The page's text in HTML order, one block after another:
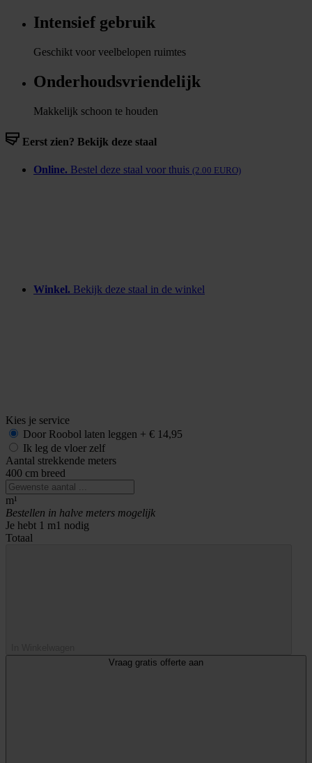
Intensief gebruik
Geschikt voor veelbelopen ruimtes
Onderhoudsvriendelijk
Makkelijk schoon te houden
Eerst zien? Bekijk deze staal
Online. Bestel deze staal voor thuis (2.00 EURO)
Winkel. Bekijk deze staal in de winkel
Kies je service
Door Roobol laten leggen + € 14,95
Ik leg de vloer zelf
Aantal strekkende meters
400 cm breed
m¹
Bestellen in halve meters mogelijk
Je hebt 1 m1 nodig
Totaal
Vraag gratis offerte aan